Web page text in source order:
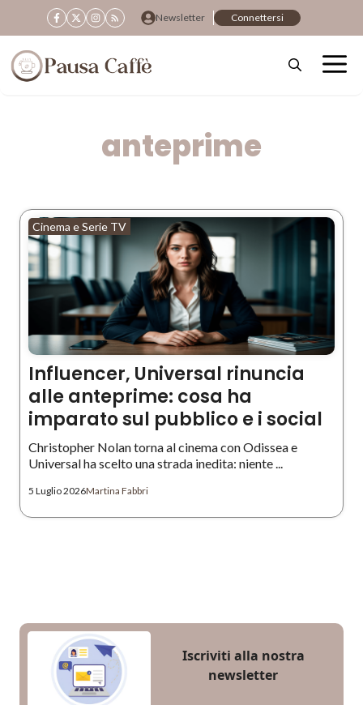
al
contenuto
Newsletter Connettersi
anteprime
Cinema e Serie TV
Influencer, Universal rinuncia
alle anteprime: cosa ha
imparato sul pubblico e i social
Christopher Nolan torna al cinema con Odissea e
Universal ha scelto una strada inedita: niente ...
5 Luglio 2026Martina Fabbri
Iscriviti alla nostra
newsletter